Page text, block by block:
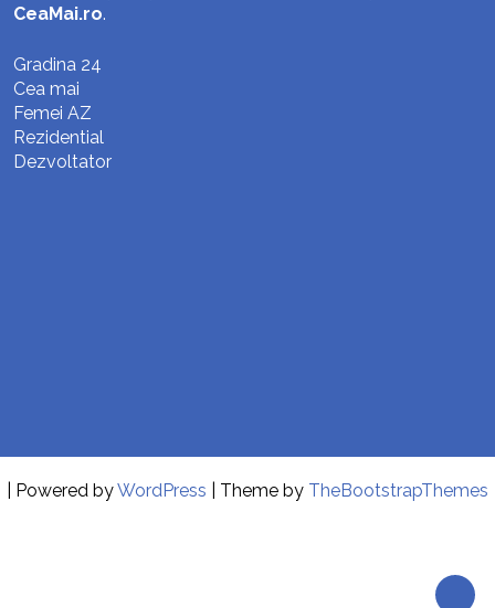
CeaMai.ro.
Gradina 24
Cea mai
Femei AZ
Rezidential
Dezvoltator
| Powered byWordPress | Theme by TheBootstrapThemes